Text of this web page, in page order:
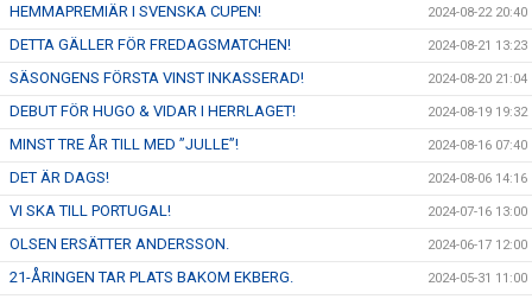
HEMMAPREMIÄR I SVENSKA CUPEN! 2024-08-22 20:40
DETTA GÄLLER FÖR FREDAGSMATCHEN! 2024-08-21 13:23
SÄSONGENS FÖRSTA VINST INKASSERAD! 2024-08-20 21:04
DEBUT FÖR HUGO & VIDAR I HERRLAGET! 2024-08-19 19:32
MINST TRE ÅR TILL MED ”JULLE”! 2024-08-16 07:40
DET ÄR DAGS! 2024-08-06 14:16
VI SKA TILL PORTUGAL! 2024-07-16 13:00
OLSEN ERSÄTTER ANDERSSON. 2024-06-17 12:00
21-ÅRINGEN TAR PLATS BAKOM EKBERG. 2024-05-31 11:00